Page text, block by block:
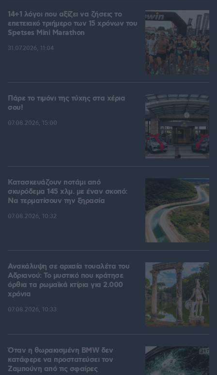
14+1 λόγοι που αξίζει να ζήσεις το
επετειακό τριήμερο των 15 χρόνων του
Spetses Mini Marathon
31.07.2026, 11:04
Πάρε το τιμόνι της τύχης στα χέρια
σου!
07.08.2026, 15:00
Κατασκευάζουν ποτάμι από
σκυρόδεμα 145 χλμ. με έναν σκοπό:
Να τερματίσουν την ξηρασία
07.08.2026, 10:32
Ανακάλυψη σε αρχαία τουαλέτα του
Αδριανού: Το μυστικό που κράτησε
όρθια τα ρωμαϊκά κτίρια για 2.000
χρόνια
07.08.2026, 10:33
Όταν η θωρακισμένη BMW δεν
κατάφερε να προστατεύσει τον
Ζαμπούνη από τις σφαίρες